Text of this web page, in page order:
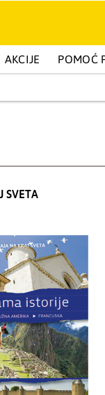
I
AKCIJE POMOĆ
SVETA